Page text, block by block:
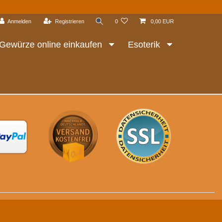
Anmelden Registrieren 0 0,00 EUR
Gewürze online einkaufen Esoterik